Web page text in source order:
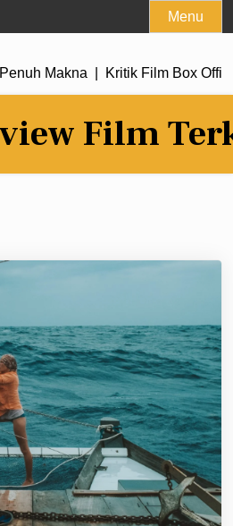
Menu
Makna |Kritik Film Box Office
Film